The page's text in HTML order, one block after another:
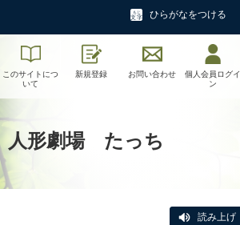
ひらがなをつける
このサイトにつ
いて
新規登録 お問い合わせ
個人会員ログイ
ン
人形劇場 たっち
読み上げ